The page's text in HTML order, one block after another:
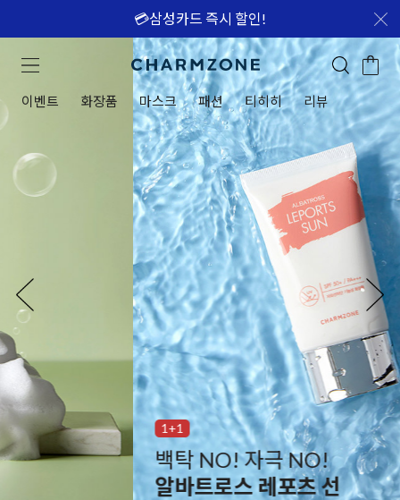
💳삼성카드 즉시 할인!
이벤트 화장품 마스크 패션 티히히 리뷰
1+1
백탁 NO! 자극 NO!
알바트로스 레포츠 선